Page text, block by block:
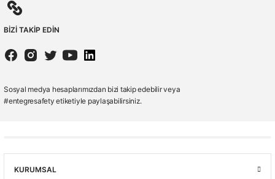
BİZİ TAKİP EDİN
Sosyal medya hesaplarımızdan bizi takip edebilir veya
#entegresafety etiketiyle paylaşabilirsiniz.
KURUMSAL